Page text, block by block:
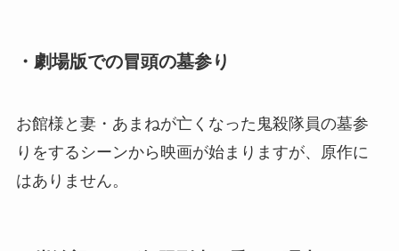
・劇場版での冒頭の墓参り
お館様と妻・あまねが亡くなった鬼殺隊員の墓参
りをするシーンから映画が始まりますが、原作に
はありません。